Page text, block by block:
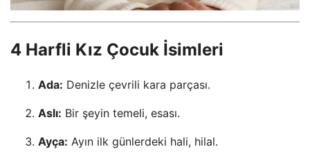
4 Harfli Kız Çocuk İsimleri
Ada: Denizle çevrili kara parçası.
Aslı: Bir şeyin temeli, esası.
Ayça: Ayın ilk günlerdeki hali, hilal.